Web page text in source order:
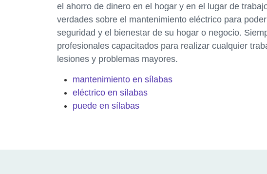
el ahorro de dinero en el hogar y en el lugar de
verdades sobre el mantenimiento eléctrico para
seguridad y el bienestar de su hogar o negocio.
profesionales capacitados para realizar cualquier
lesiones y problemas mayores.
mantenimiento en sílabas
eléctrico en sílabas
puede en sílabas